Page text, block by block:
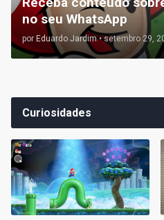
no seu WhatsApp
por Eduardo Jardim • setembro 29,
Curiosidades